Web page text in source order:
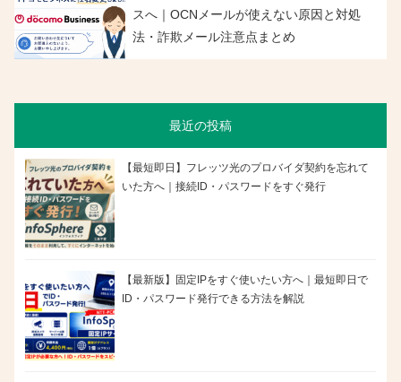
スへ｜OCNメールが使えない原因と対処
法・詐欺メール注意点まとめ
最近の投稿
【最短即日】フレッツ光のプロバイダ契約を忘れて
いた方へ｜接続ID・パスワードをすぐ発行
【最新版】固定IPをすぐ使いたい方へ｜最短即日で
ID・パスワード発行できる方法を解説